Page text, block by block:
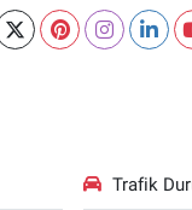
Trafik